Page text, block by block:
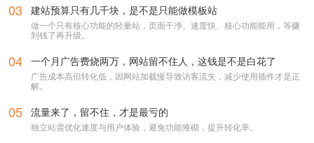
03 建站预算只有几千块，是不是只能做模板站
做一个只有核心功能的轻量站，页面干净、速度快、核心功能能用，等赚
到钱了再升级。
04 一个月广告费烧两万，网站留不住人，这钱是不是白花了
广告成本高但转化低，因网站加载慢导致访客流失，减少使用插件才是正
解。
05 流量来了，留不住，才是最亏的
独立站需优化速度与用户体验，避免功能堆砌，提升转化率。